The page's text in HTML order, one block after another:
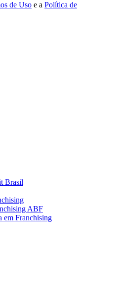
de Uso e a Política de
Brasil
ABF
em Franchising